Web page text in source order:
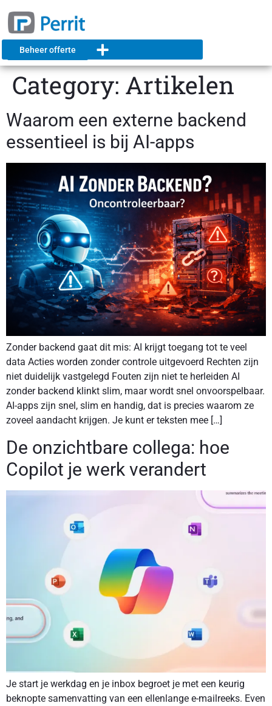
Beheer offerte
Category: Artikelen
Waarom een externe backend
essentieel is bij AI-apps
Zonder backend gaat dit mis: AI krijgt toegang tot te veel
data Acties worden zonder controle uitgevoerd Rechten zijn
niet duidelijk vastgelegd Fouten zijn niet te herleiden AI
zonder backend klinkt slim, maar wordt snel onvoorspelbaar.
AI-apps zijn snel, slim en handig, dat is precies waarom ze
zoveel aandacht krijgen. Je kunt er teksten mee […]
De onzichtbare collega: hoe
Copilot je werk verandert
Je start je werkdag en je inbox begroet je met een keurig
beknopte samenvatting van een ellenlange e-mailreeks. Even